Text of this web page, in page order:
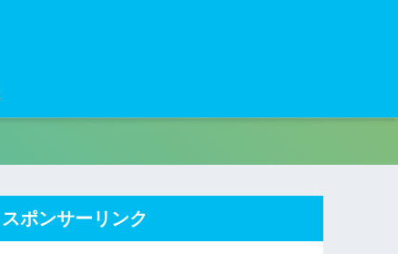
スポンサーリンク